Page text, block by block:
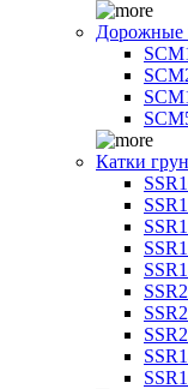
Дорожные
Катки